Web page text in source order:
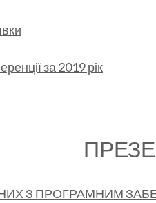
за 2019 рік
З ПРОГРАМНИМ